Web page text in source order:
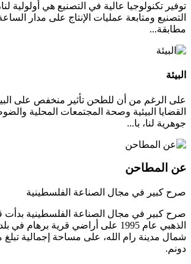
توفير تكنولوجيا عالية في التصنيع هي أولولية
التصنيع ومتابعة عمليات الإنتاج على مدار
مطابقة...
البيئة
على الرغم من أن للطحن تأثير منخفص على
القضايا البيئية وصحة المجتمعات المحلية
جوهرية لنا، با...
عن المطاحن
صرح كبير في مجال الصناعة الفلسطينية
صرح كبير في مجال الصناعة الفلسطينية
الذهبي عام 1995 على أراضي قرية برهام
دونم.